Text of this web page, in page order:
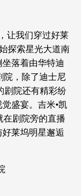
让我们穿过好莱
探索星光大道南
落着由华特迪
院，除了迪士尼
剧院还有精彩纷
盛宴。吉米•凯
剧院旁的直播
莱坞明星邂逅